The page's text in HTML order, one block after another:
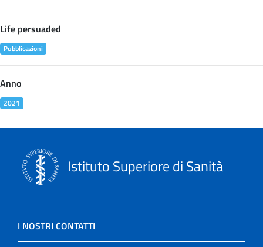
Life persuaded
Pubblicazioni
Anno
2021
Istituto Superiore di Sanità
I NOSTRI CONTATTI